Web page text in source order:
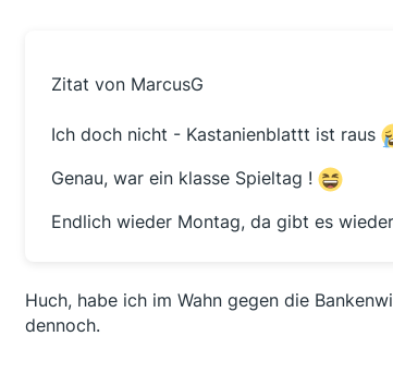
Zitat von MarcusG
Ich doch nicht - Kastanienblattt ist raus
Genau, war ein klasse Spieltag !
Endlich wieder Montag, da gibt es
Huch, habe ich im Wahn gegen die
dennoch.